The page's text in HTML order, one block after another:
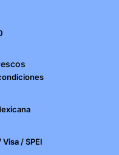
/ SPEI